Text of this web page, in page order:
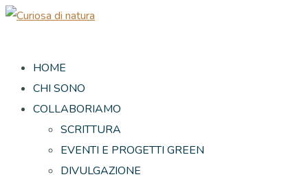
HOME
CHI SONO
COLLABORIAMO
SCRITTURA
EVENTI E PROGETTI GREEN
DIVULGAZIONE